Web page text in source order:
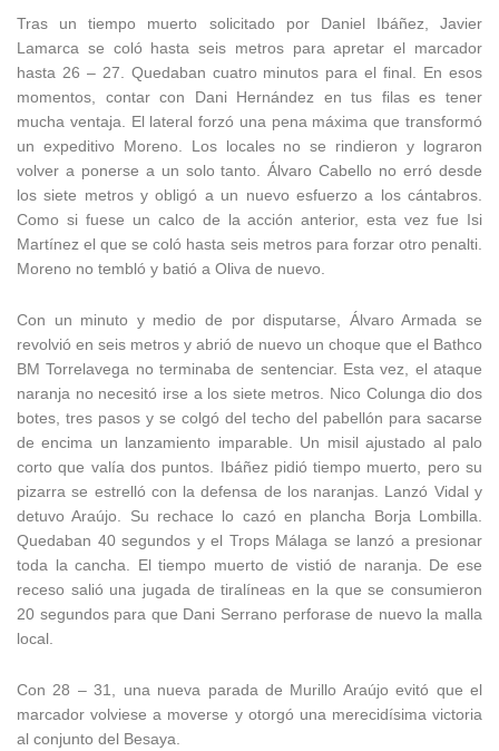
Tras un tiempo muerto solicitado por Daniel Ibáñez, Javier
Lamarca se coló hasta seis metros para apretar el marcador
hasta 26 – 27. Quedaban cuatro minutos para el final. En esos
momentos, contar con Dani Hernández en tus filas es tener
mucha ventaja. El lateral forzó una pena máxima que transformó
un expeditivo Moreno. Los locales no se rindieron y lograron
volver a ponerse a un solo tanto. Álvaro Cabello no erró desde
los siete metros y obligó a un nuevo esfuerzo a los cántabros.
Como si fuese un calco de la acción anterior, esta vez fue Isi
Martínez el que se coló hasta seis metros para forzar otro penalti.
Moreno no tembló y batió a Oliva de nuevo.
Con un minuto y medio de por disputarse, Álvaro Armada se
revolvió en seis metros y abrió de nuevo un choque que el Bathco
BM Torrelavega no terminaba de sentenciar. Esta vez, el ataque
naranja no necesitó irse a los siete metros. Nico Colunga dio dos
botes, tres pasos y se colgó del techo del pabellón para sacarse
de encima un lanzamiento imparable. Un misil ajustado al palo
corto que valía dos puntos. Ibáñez pidió tiempo muerto, pero su
pizarra se estrelló con la defensa de los naranjas. Lanzó Vidal y
detuvo Araújo. Su rechace lo cazó en plancha Borja Lombilla.
Quedaban 40 segundos y el Trops Málaga se lanzó a presionar
toda la cancha. El tiempo muerto de vistió de naranja. De ese
receso salió una jugada de tiralíneas en la que se consumieron
20 segundos para que Dani Serrano perforase de nuevo la malla
local.
Con 28 – 31, una nueva parada de Murillo Araújo evitó que el
marcador volviese a moverse y otorgó una merecidísima victoria
al conjunto del Besaya.